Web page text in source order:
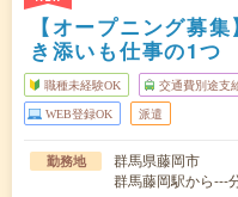
【オープニング募
き添いも仕事の1つ
職種未経験OK 交通費別途支
WEB登録OK 派遣
勤務地
群馬県藤岡市
群馬藤岡駅から---